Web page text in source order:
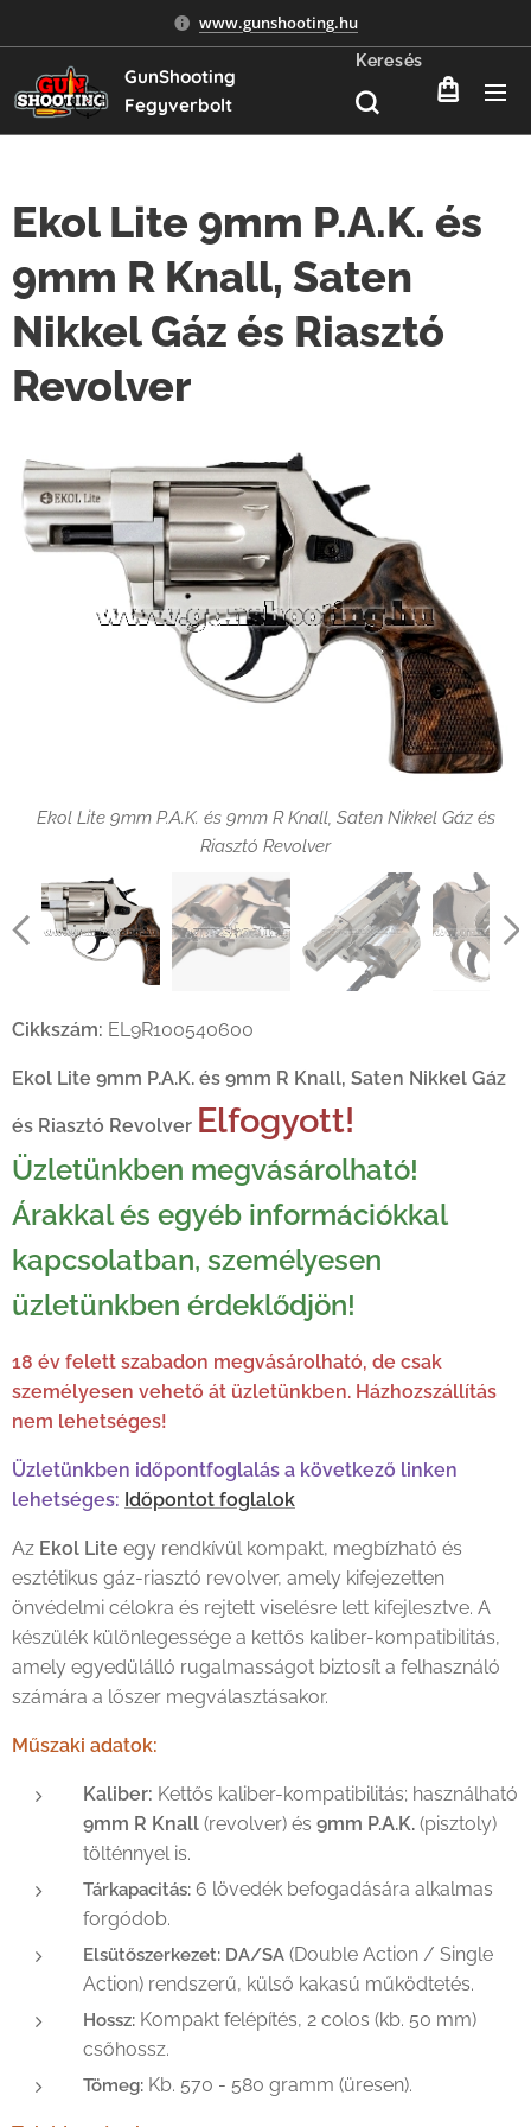
www.gunshooting.hu
GunShooting
Fegyverbolt
Keresés
Ekol Lite 9mm P.A.K. és
9mm R Knall, Saten
Nikkel Gáz és Riasztó
Revolver
Ekol Lite 9mm P.A.K. és 9mm R Knall, Saten Nikkel Gáz és
Riasztó Revolver
Ekol Lite 9mm gáz-riasztó revolver Saten Nikkel kivitelben
dobtárral
Ekol Lite 9mm P.A.K. és 9mm R Knall, Saten Nikkel Gáz és
Ekol Lite 9mm P.A.K. és 9mm R Knall, Saten Nikkel Gáz és
Ekol Lite 9mm P.A.K. és 9mm R Knall, Saten Nikkel Gáz és
Ekol Lite 9mm P.A.K. és 9mm R Knall, Saten Nikkel Gáz és
Riasztó Revolver
Ekol Lite 9mm P.A.K. és 9mm R Knall, Saten Nikkel Gáz és
Riasztó Revolver
Cikkszám: EL9R100540600
Ekol Lite 9mm P.A.K. és 9mm R Knall, Saten Nikkel Gáz
és Riasztó Revolver Elfogyott!
Üzletünkben megvásárolható!
Árakkal és egyéb információkkal
kapcsolatban, személyesen
üzletünkben érdeklődjön!
18 év felett szabadon megvásárolható, de csak
személyesen vehető át üzletünkben. Házhozszállítás
nem lehetséges!
Üzletünkben időpontfoglalás a következő linken
lehetséges: Időpontot foglalok
Az Ekol Lite egy rendkívül kompakt, megbízható és
esztétikus gáz-riasztó revolver, amely kifejezetten
önvédelmi célokra és rejtett viselésre lett kifejlesztve. A
készülék különlegessége a kettős kaliber-kompatibilitás,
amely egyedülálló rugalmasságot biztosít a felhasználó
számára a lőszer megválasztásakor.
Műszaki adatok:
Kaliber: Kettős kaliber-kompatibilitás; használható
9mm R Knall (revolver) és 9mm P.A.K. (pisztoly)
tölténnyel is.
Tárkapacitás: 6 lövedék befogadására alkalmas
forgódob.
Elsütőszerkezet: DA/SA (Double Action / Single
Action) rendszerű, külső kakasú működtetés.
Hossz: Kompakt felépítés, 2 colos (kb. 50 mm)
csőhossz.
Tömeg: Kb. 570 - 580 gramm (üresen).